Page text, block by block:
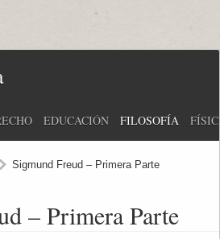
EDUCACIÓN FILOSOFÍA
Sigmund Freud – Primera Parte
– Primera Parte